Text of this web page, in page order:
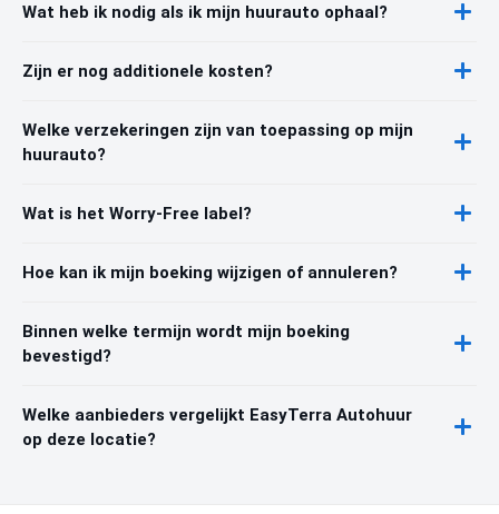
Wat heb ik nodig als ik mijn huurauto ophaal?
Zijn er nog additionele kosten?
Welke verzekeringen zijn van toepassing op mijn
huurauto?
Wat is het Worry-Free label?
Hoe kan ik mijn boeking wijzigen of annuleren?
Binnen welke termijn wordt mijn boeking
bevestigd?
Welke aanbieders vergelijkt EasyTerra Autohuur
op deze locatie?